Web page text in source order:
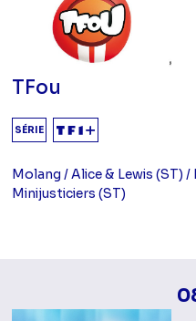
TFou
SÉRIE
Molang / Alice & Lewis (ST)
Minijusticiers (ST)